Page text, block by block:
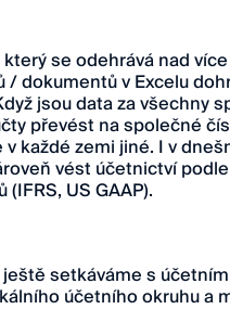
se odehrává nad
/ dokumentů v Excelu
jsou data za všechny
převést na společné
každé zemi jiné. I v
vést účetnictví
US GAAP).
setkáváme s
účetního okruhu a